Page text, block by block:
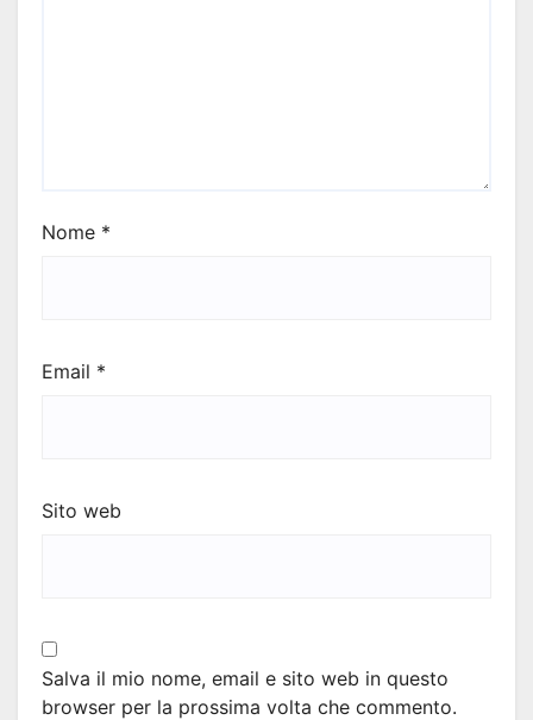
Nome *
Email *
Sito web
Salva il mio nome, email e sito web in questo
browser per la prossima volta che commento.